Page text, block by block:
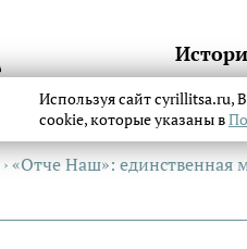
›«Отче Наш»: единственная
Используя сайт cyrillitsa.ru,
cookie, которые указаны в